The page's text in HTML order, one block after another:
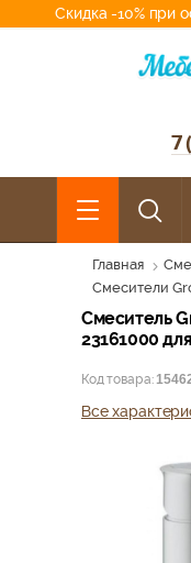
Скидка -10% при
7
Главная
Смесители
Смеситель
23161000
Код товара:
Все